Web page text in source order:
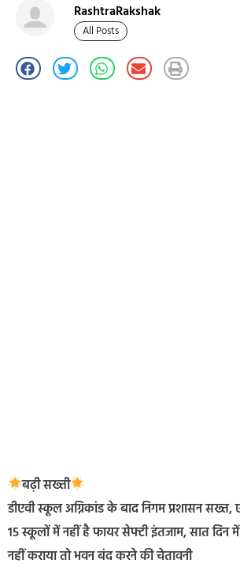
RashtraRakshak
All Posts
बढ़ी सख्ती
डीएवी स्कूल अग्निकांड के बाद निगम प्रशासन
15 स्कूलों में नहीं है फायर सेफ्टी इंतजाम, सात दिन
नहीं कराया तो भवन बंद करने की चेतावनी